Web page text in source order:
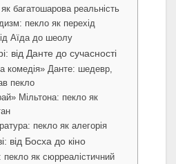
багатошарова реальність
пекло як перехід
Аїда до шеолу
від Данте до сучасності
комедія» Данте: шедевр,
пекло
Мільтона: пекло як
пекло як алегорія
від Босха до кіно
пекло як сюрреалістичний